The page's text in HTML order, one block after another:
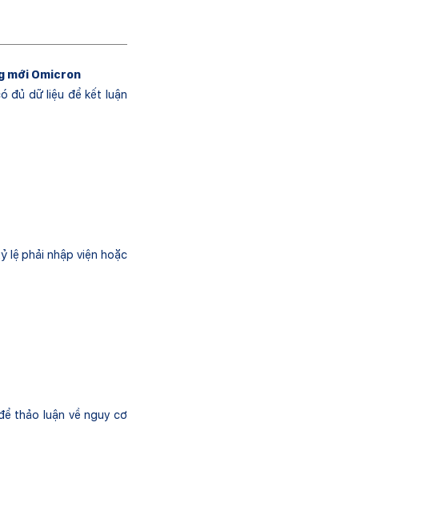
mới Omicron
đủ dữ liệu để kết luận
lệ phải nhập viện hoặc
thảo luận về nguy cơ